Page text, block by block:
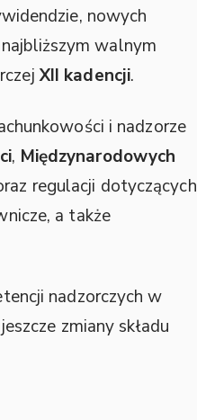
nowych
walnym
XII kadencji.
i nadzorze
, Międzynarodowych
regulacji dotyczących
a także
nadzorczych w
zmiany składu